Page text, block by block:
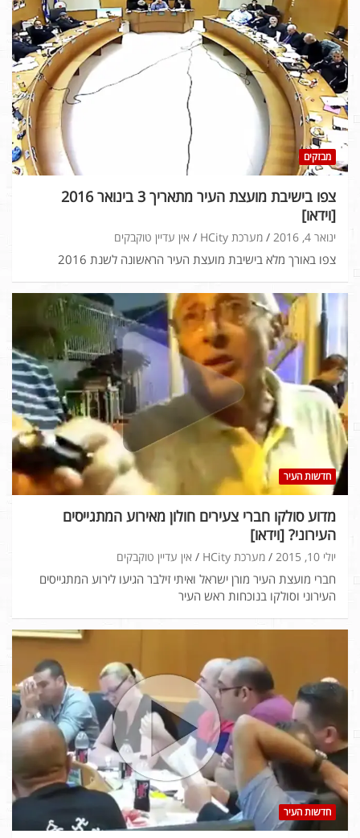
מבזקים
צפו בישיבת מועצת העיר מתאריך 3 בינואר 2016
[וידאו]
ינואר 4, 2016 מערכת HCity אין עדיין טוקבקים
צפו באורך מלא בישיבת מועצת העיר הראשונה לשנת 2016
חדשות העיר
מדוע סולקו חברי צעירים חולון מאירוע המתגייסים
העירוני? [וידאו]
יולי 10, 2015 מערכת HCity אין עדיין טוקבקים
חברי מועצת העיר מורן ישראל ואיתי זילבר הגיעו לירוע המתגייסים
העירוני וסולקו בנוכחות ראש העיר
חדשות העיר